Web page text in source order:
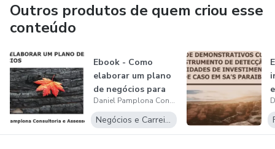
Outros produtos de quem criou esse
conteúdo
Ebook - Como
elaborar um plano
de negócios para
pequenas e m...
Daniel Pamplona Consultoria e Assessoria Ltda
Negócios e Carreira